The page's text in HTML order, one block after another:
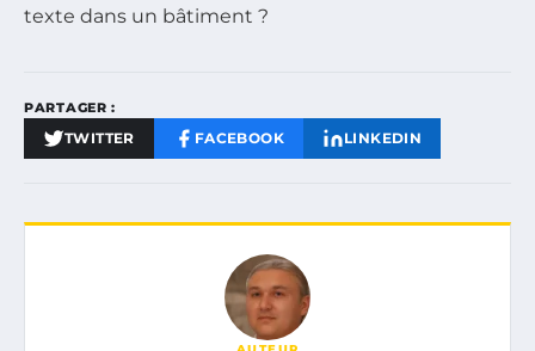
texte dans un bâtiment ?
PARTAGER :
TWITTER FACEBOOK LINKEDIN